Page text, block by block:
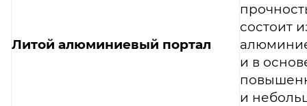
Литой алюминиевый портал
состоит
и в
и